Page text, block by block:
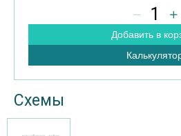
1
Добавить в
Схемы